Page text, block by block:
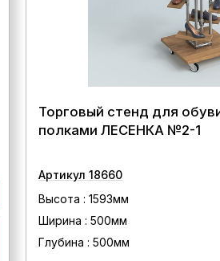
Торговый стенд для
полками ЛЕСЕНКА №2-1
Артикул 18660
Высота : 1593мм
Ширина : 500мм
Глубина : 500мм